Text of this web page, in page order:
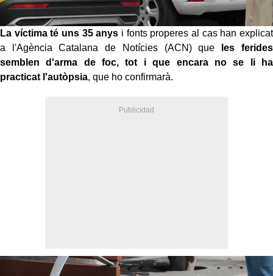
La víctima té uns 35 anys i fonts properes al cas han explicat
a l'Agència Catalana de Notícies (ACN) que
les ferides
semblen d'arma de foc, tot i que encara no se li ha
practicat l'autòpsia, que ho confirmarà.